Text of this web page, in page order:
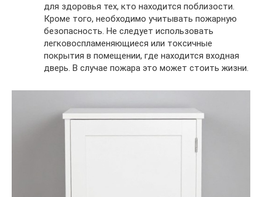
для здоровья тех, кто находится поблизости.
Кроме того, необходимо учитывать пожарную
безопасность. Не следует использовать
легковоспламеняющиеся или токсичные
покрытия в помещении, где находится входная
дверь. В случае пожара это может стоить жизни.